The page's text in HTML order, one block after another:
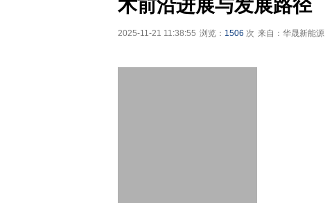
术前沿进展与发展路径
2025-11-21 11:38:55 浏览： 1506 次 来自：华晟新能源